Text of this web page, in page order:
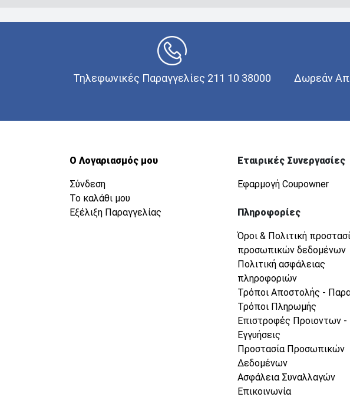
Τηλεφωνικές Παραγγελίες 211 10 38000
Δωρεάν
Ο Λογαριασμός μου
Σύνδεση
Το καλάθι μου
Εξέλιξη Παραγγελίας
Εταιρικές Συνεργασίες
Εφαρμογή Coupowner
Πληροφορίες
Όροι & Πολιτική
προσωπικών δεδομένων
Πολιτική ασφάλειας
πληροφοριών
Τρόποι Αποστολής -
Τρόποι Πληρωμής
Επιστροφές Προιοντων -
Εγγυήσεις
Προστασία Προσωπικών
Δεδομένων
Ασφάλεια Συναλλαγών
Επικοινωνία